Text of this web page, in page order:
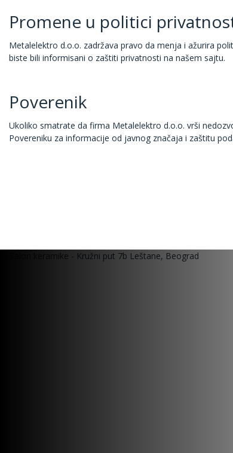
Promene u politici
Metalelektro d.o.o. zadržava pravo da menja i ažurira
biste bili informisani o zaštiti privatnosti na našem sajtu.
Poverenik
Ukoliko smatrate da firma Metalelektro d.o.o. vrši
Povereniku za informacije od javnog značaja i zaštitu